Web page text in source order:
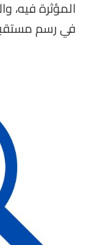
المؤثرة فيه،
في رسم